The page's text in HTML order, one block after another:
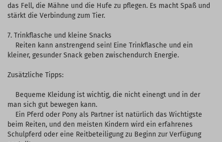
das Fell, die Mähne und die Hufe zu pflegen. Es macht Spaß und
stärkt die Verbindung zum Tier.
7. Trinkflasche und kleine Snacks
Reiten kann anstrengend sein! Eine Trinkflasche und ein
kleiner, gesunder Snack geben zwischendurch Energie.
Zusätzliche Tipps:
Bequeme Kleidung ist wichtig, die nicht einengt und in der
man sich gut bewegen kann.
Ein Pferd oder Pony als Partner ist natürlich das Wichtigste
beim Reiten, und den meisten Kindern wird ein erfahrenes
Schulpferd oder eine Reitbeteiligung zu Beginn zur Verfügung